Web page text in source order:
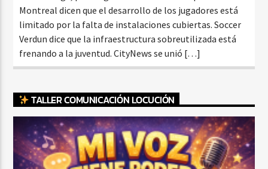
Montreal dicen que el desarrollo de los jugadores está
limitado por la falta de instalaciones cubiertas. Soccer
Verdun dice que la infraestructura sobreutilizada está
frenando a la juventud. CityNews se unió […]
TALLER COMUNICACIÓN LOCUCIÓN